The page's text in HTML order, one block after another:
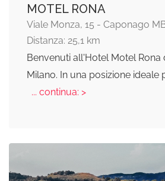
MOTEL RONA
Viale Monza, 15 - Caponago
Distanza: 25,1 km
Benvenuti all'Hotel Motel Rona
Milano. In una posizione ideale
... continua: >